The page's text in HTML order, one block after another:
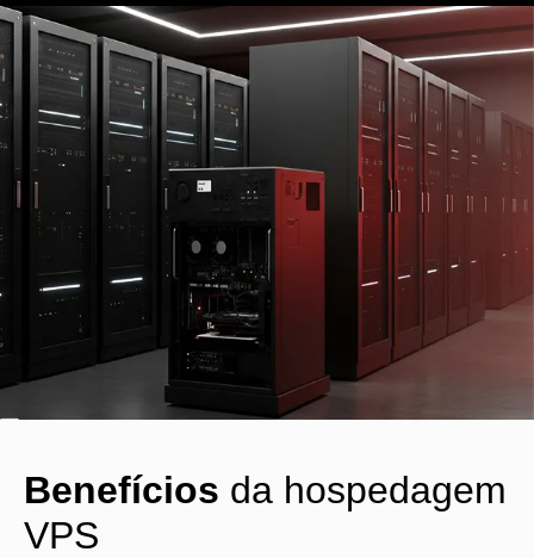
Benefícios da hospedagem
VPS